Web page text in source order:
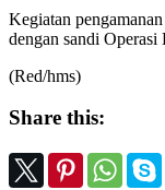
Kegiatan
dengan sandi
(Red/hms)
Share this: